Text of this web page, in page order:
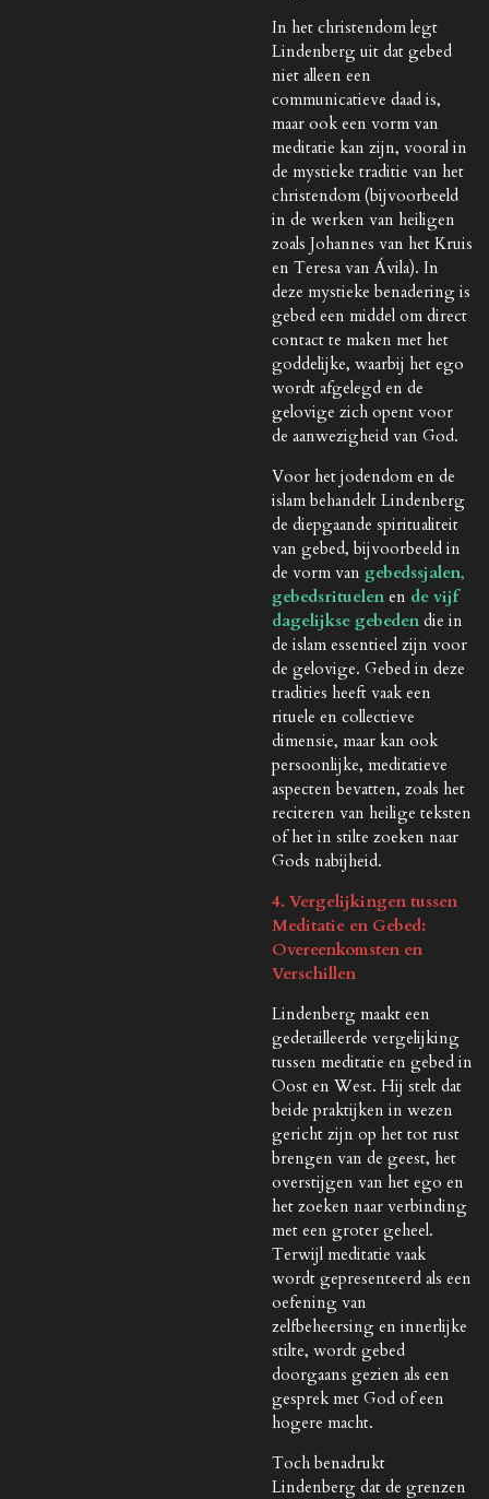
In het christendom legt
Lindenberg uit dat gebed
niet alleen een
communicatieve daad is,
maar ook een vorm van
meditatie kan zijn, vooral in
de mystieke traditie van het
christendom (bijvoorbeeld
in de werken van heiligen
zoals Johannes van het Kruis
en Teresa van Ávila). In
deze mystieke benadering is
gebed een middel om direct
contact te maken met het
goddelijke, waarbij het ego
wordt afgelegd en de
gelovige zich opent voor
de aanwezigheid van God.
Voor het jodendom en de
islam behandelt Lindenberg
de diepgaande spiritualiteit
van gebed, bijvoorbeeld in
de vorm van gebedssjalen,
gebedsrituelen en de vijf
dagelijkse gebeden die in
de islam essentieel zijn voor
de gelovige. Gebed in deze
tradities heeft vaak een
rituele en collectieve
dimensie, maar kan ook
persoonlijke, meditatieve
aspecten bevatten, zoals het
reciteren van heilige teksten
of het in stilte zoeken naar
Gods nabijheid.
4. Vergelijkingen tussen
Meditatie en Gebed:
Overeenkomsten en
Verschillen
Lindenberg maakt een
gedetailleerde vergelijking
tussen meditatie en gebed in
Oost en West. Hij stelt dat
beide praktijken in wezen
gericht zijn op het tot rust
brengen van de geest, het
overstijgen van het ego en
het zoeken naar verbinding
met een groter geheel.
Terwijl meditatie vaak
wordt gepresenteerd als een
oefening van
zelfbeheersing en innerlijke
stilte, wordt gebed
doorgaans gezien als een
gesprek met God of een
hogere macht.
Toch benadrukt
Lindenberg dat de grenzen